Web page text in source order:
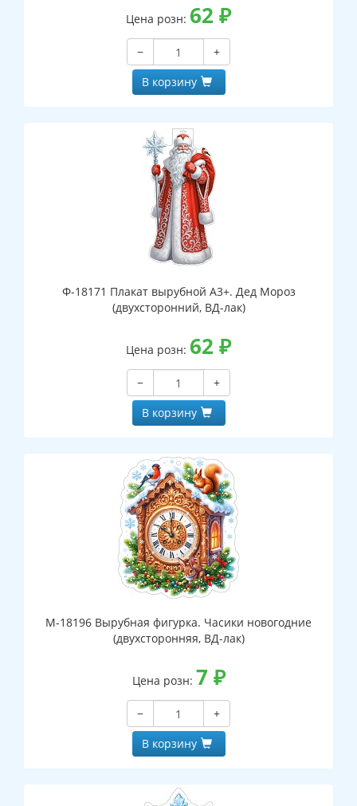
Цена розн: 62 ₽
−
+
В корзину
Ф-18171 Плакат вырубной А3+. Дед Мороз
(двухсторонний, ВД-лак)
Цена розн: 62 ₽
−
+
В корзину
М-18196 Вырубная фигурка. Часики новогодние
(двухсторонняя, ВД-лак)
Цена розн: 7 ₽
−
+
В корзину